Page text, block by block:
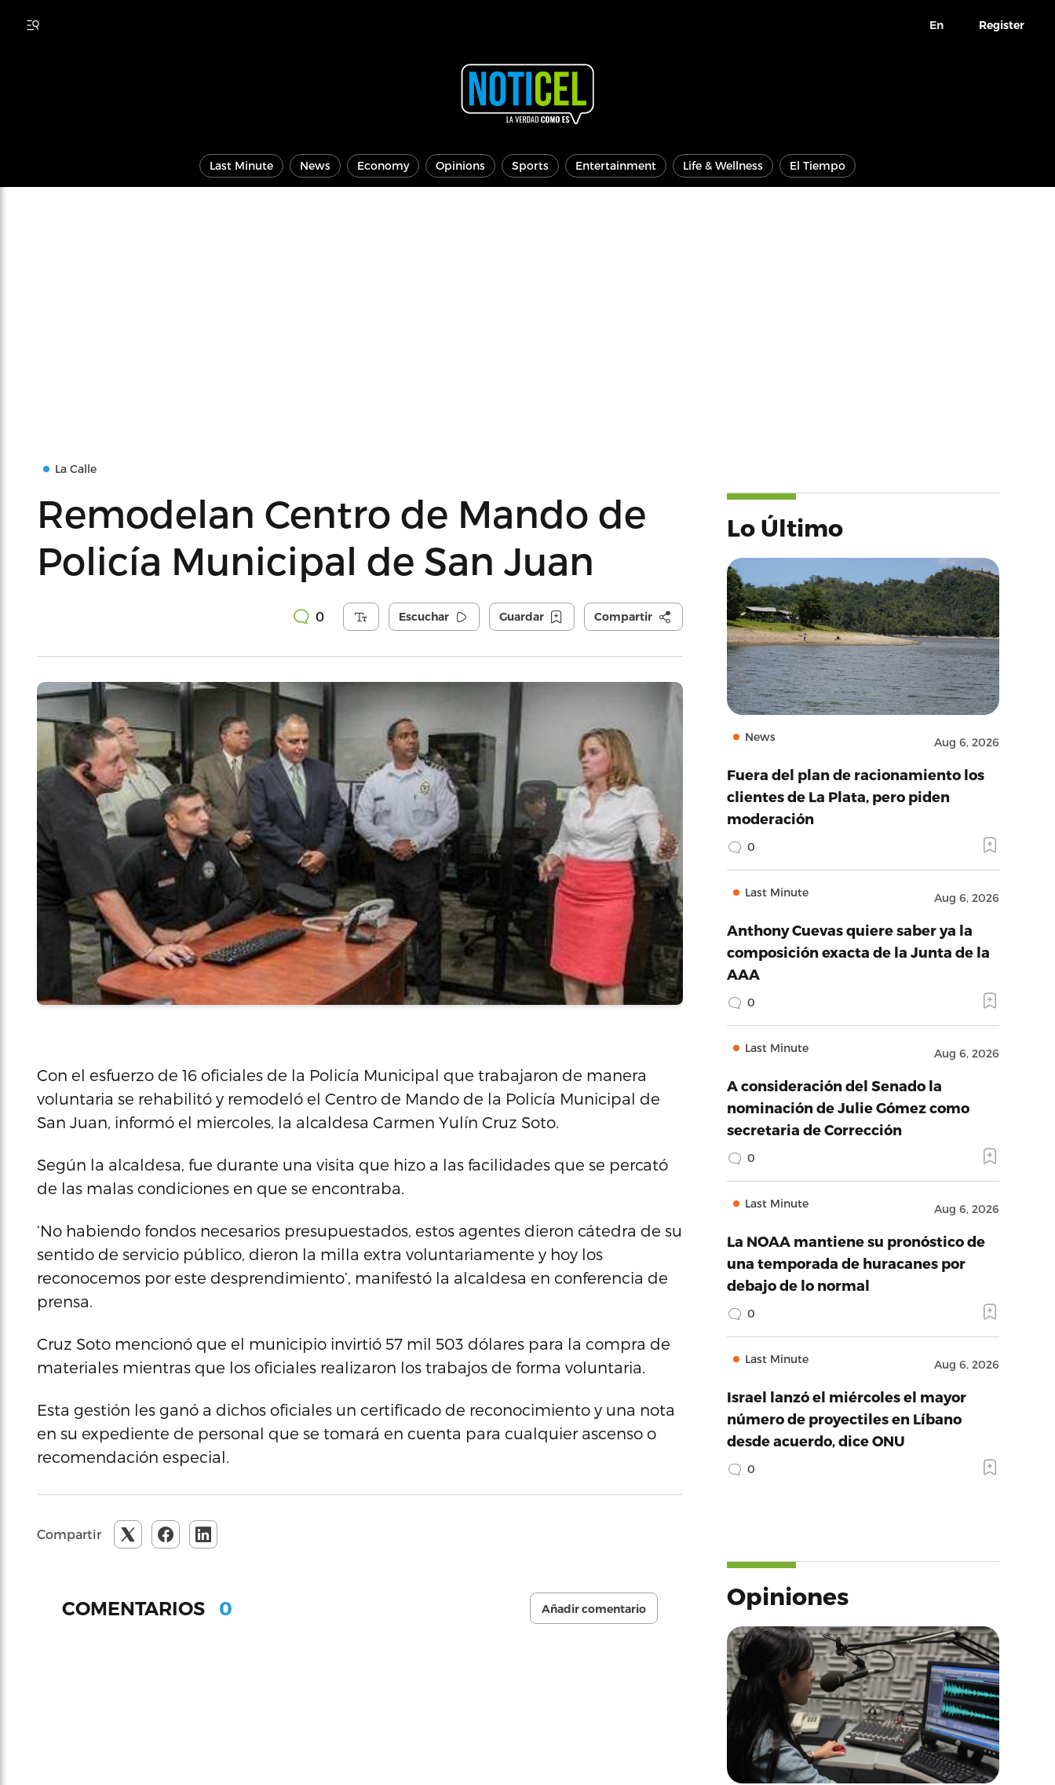
En Register
Last Minute News Economy Opinions Sports Entertainment Life & Wellness El Tiempo
La Calle
Remodelan Centro de Mando de
Policía Municipal de San Juan
0 Escuchar Guardar Compartir
Con el esfuerzo de 16 oficiales de la Policía Municipal que trabajaron de manera
voluntaria se rehabilitó y remodeló el Centro de Mando de la Policía Municipal de
San Juan, informó el miercoles, la alcaldesa Carmen Yulín Cruz Soto.
Según la alcaldesa, fue durante una visita que hizo a las facilidades que se percató
de las malas condiciones en que se encontraba.
‘No habiendo fondos necesarios presupuestados, estos agentes dieron cátedra de su
sentido de servicio público, dieron la milla extra voluntariamente y hoy los
reconocemos por este desprendimiento’, manifestó la alcaldesa en conferencia de
prensa.
Cruz Soto mencionó que el municipio invirtió 57 mil 503 dólares para la compra de
materiales mientras que los oficiales realizaron los trabajos de forma voluntaria.
Esta gestión les ganó a dichos oficiales un certificado de reconocimiento y una nota
en su expediente de personal que se tomará en cuenta para cualquier ascenso o
recomendación especial.
Compartir
COMENTARIOS 0 Añadir comentario
Lo Último
News Aug 6, 2026
Fuera del plan de racionamiento los
clientes de La Plata, pero piden
moderación
0
Last Minute Aug 6, 2026
Anthony Cuevas quiere saber ya la
composición exacta de la Junta de la
AAA
0
Last Minute Aug 6, 2026
A consideración del Senado la
nominación de Julie Gómez como
secretaria de Corrección
0
Last Minute Aug 6, 2026
La NOAA mantiene su pronóstico de
una temporada de huracanes por
debajo de lo normal
0
Last Minute Aug 6, 2026
Israel lanzó el miércoles el mayor
número de proyectiles en Líbano
desde acuerdo, dice ONU
0
Opiniones